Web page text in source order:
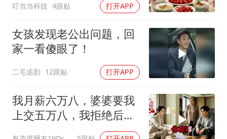
叮当当科技 4跟贴 打开APP
女孩发现老公出问题，回
家一看傻眼了！
二毛追剧 12跟贴 打开APP
我月薪六万八，婆婆要我
上交五万八，我拒绝后她
换了门锁，12天后我决意